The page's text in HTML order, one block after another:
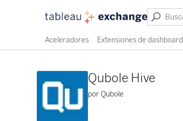
Aceleradores Extensiones de dashboard
Qubole Hive
por Qubole